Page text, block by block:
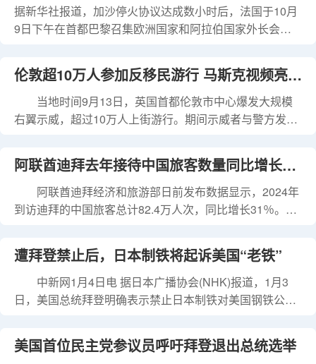
近海域发生的地震震级修正为7.6级。
莱尔加入和平委员会
据新华社报道，加沙停火协议达成数小时后，法国于10月
9日下午在首都巴黎召集欧洲国家和阿拉伯国家外长会
面内容，以推动落实加沙停火协议（“20点计划”）及后续
安排框架，侧重讨论巴以冲突结束后巴勒斯坦的领土安
全、治理和重建事宜。英、法等欧洲大国有意参与战后加
沙的维和部队。 协议显示，名为“和平委员会”的国际过渡
寻求加入该委员会。 欧洲大国有意发挥作用 法国外长巴罗
会后表示：“我们讨论了我们打算做出贡献的主要领域：安
全、治理、重建和人道主义援
伦敦超10万人参加反移民游行 马斯克视频亮相
呼吁英国“更换政府”
当地时间9月13日，英国首都伦敦市中心爆发大规模
右翼示威，超过10万人上街游行。期间示威者与警方发生
间，特斯拉和SpaceX的创始人、亿万富翁马斯克通过视
频连线意外现身，呼吁“更换英国政府。” 伦敦警察厅
表示，这场游行吸引了约11万至15万人参加，远远超出预
期。另有约5000人参加“抵制种族主义”的反示威抗议活
员被拳脚相向，还被投掷瓶子、信号弹和其他物品。“26名
警员受伤，其中4人伤势严重，牙齿断裂、鼻梁可能骨
折、脑震荡、腰
阿联酋迪拜去年接待中国旅客数量同比增长
31%
阿联酋迪拜经济和旅游部日前发布数据显示，2024年
到访迪拜的中国旅客总计82.4万人次，同比增长31％。根
增长9％，创历史新高。 这是2月16日在阿联酋迪拜拍
摄的地标性建筑帆船酒店。记者 温新年 摄 为推动
旅游业发展，迪拜经济和旅游部在全球60多个国家进行有
针对性的推广，与3000多家国际合作伙伴合作推出多样化
光秀”、派送红包等庆祝活动，提升中国游客的旅行体验。
遭拜登禁止后，日本制铁将起诉美国“老铁”
中新网1月4日电 据日本广播协会(NHK)报道，1月3
日，美国总统拜登明确表示禁止日本制铁对美国钢铁公司
府。 据报道，日本制铁在2023年12月与美国主要钢
铁制造商美国钢铁公司达成收购协议，之后，美国政府所
美国首位民主党参议员呼吁拜登退出总统选举